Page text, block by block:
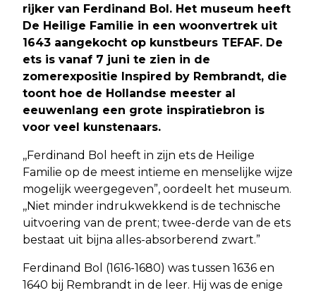
rijker van Ferdinand Bol. Het museum heeft
De Heilige Familie in een woonvertrek uit
1643 aangekocht op kunstbeurs TEFAF. De
ets is vanaf 7 juni te zien in de
zomerexpositie Inspired by Rembrandt, die
toont hoe de Hollandse meester al
eeuwenlang een grote inspiratiebron is
voor veel kunstenaars.
,,Ferdinand Bol heeft in zijn ets de Heilige
Familie op de meest intieme en menselijke wijze
mogelijk weergegeven”, oordeelt het museum.
,,Niet minder indrukwekkend is de technische
uitvoering van de prent; twee-derde van de ets
bestaat uit bijna alles-absorberend zwart.”
Ferdinand Bol (1616-1680) was tussen 1636 en
1640 bij Rembrandt in de leer. Hij was de enige